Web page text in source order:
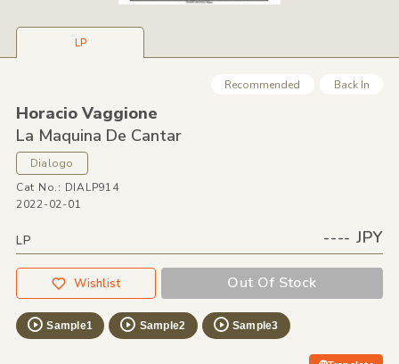
LP
Recommended Back In
Horacio Vaggione
La Maquina De Cantar
Dialogo
Cat No.: DIALP914
2022-02-01
LP ---- JPY
Wishlist Out Of Stock
Sample1 Sample2 Sample3